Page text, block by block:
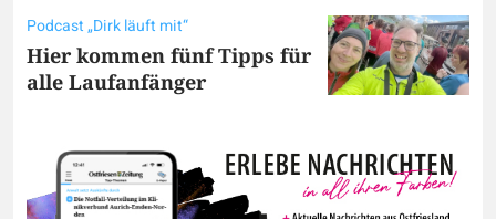
Podcast „Dirk läuft mit“
Hier kommen fünf Tipps für
alle Laufanfänger